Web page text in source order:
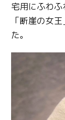
宅用にふわ
「断崖の女
た。